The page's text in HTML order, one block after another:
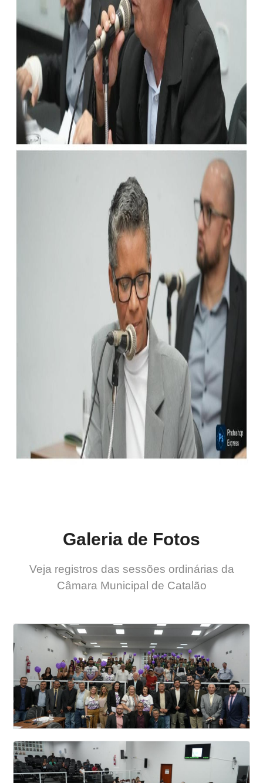
Galeria de Fotos
Veja registros das sessões ordinárias da
Câmara Municipal de Catalão
26 SESSAO ORDINÁRIA DA CÂMARA
MUNICIPAL DE VEREADORES DE CATALÃO